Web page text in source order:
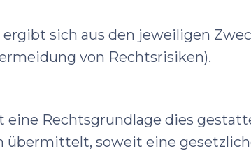
sich aus den jeweiligen
von Rechtsrisiken).
Rechtsgrundlage dies
soweit eine